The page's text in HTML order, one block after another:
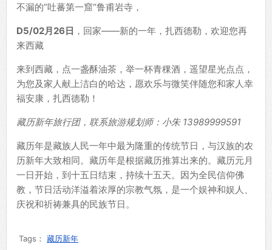
不漏的”吐蕃第一窟“鲁甫岩寺，
D5/02月26日 ，回家——新的一年，扎西德勒，欢迎您再
来西藏
来到西藏，点一盏酥油茶，举一杯青稞酒，遥望星光点点，
为您及家人献上洁白的哈达，愿欢乐与微笑伴随您和家人幸
福安康，扎西德勒！
藏历新年旅行团，联系旅游规划师：小朱 13989999591
藏历年是藏族人民一年中最为隆重的传统节日，与汉族的农
历新年大致相同。藏历年是根据藏历推算出来的。藏历元月
一日开始，到十五日结束，持续十五天。因为全民信仰佛
教，节日活动洋溢着浓厚的宗教气氛，是一个娱神和娱人、
庆祝和祈祷兼具的民族节日。
Tags： 藏历新年